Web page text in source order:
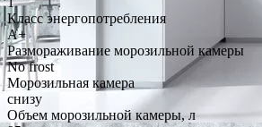
Класс энергопотребления
A+
Размораживание морозильной камеры
No frost
Морозильная камера
снизу
Объем морозильной камеры, л